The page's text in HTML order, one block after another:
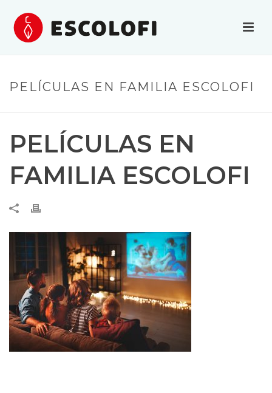
PELÍCULAS EN FAMILIA ESCOLOFI
PELÍCULAS EN
FAMILIA ESCOLOFI